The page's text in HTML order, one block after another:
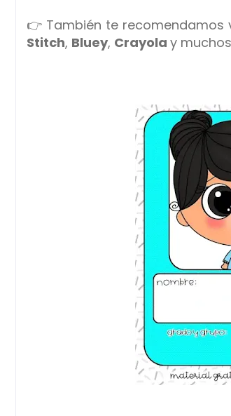
👉 También te recomendamos
Stitch, Bluey, Crayola y